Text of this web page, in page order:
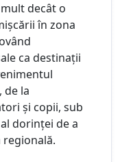
decât o
în zona
ca destinații
de la
și copii, sub
dorinței de a